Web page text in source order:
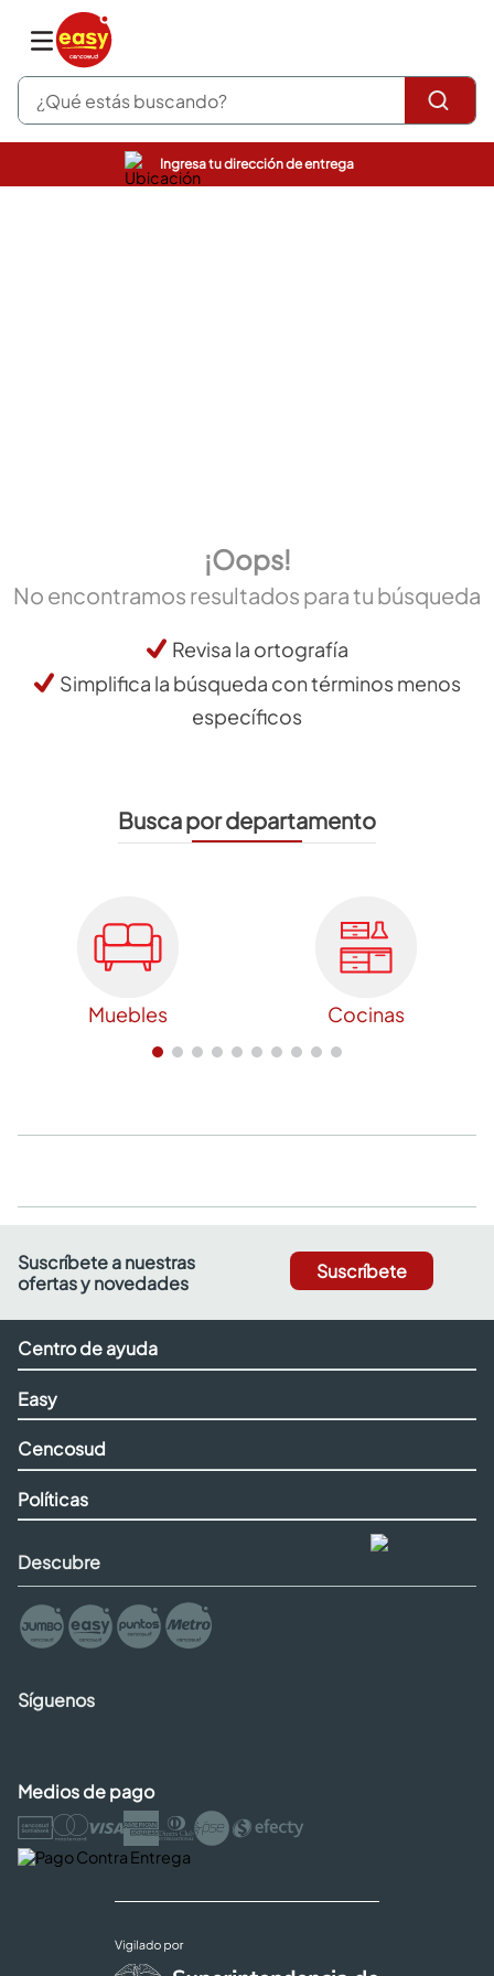
¿Qué estás buscando?
Ingresa tu dirección de entrega
¡Oops!
No encontramos resultados para tu búsqueda
Revisa la ortografía
Simplifica la búsqueda con términos menos
específicos
Busca por departamento
Muebles Cocinas
Suscríbete a nuestras
ofertas y novedades
Suscríbete
Centro de ayuda
Easy
Cencosud
Políticas
Descubre
Síguenos
Medios de pago
pinturas